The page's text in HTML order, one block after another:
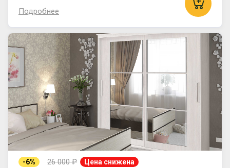
Подробнее
-6% 26 000 ₽ Цена снижена